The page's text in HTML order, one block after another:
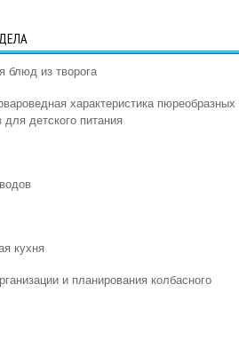
блюд из творога
характеристика пюреобразных
детского питания
кухня
и планирования колбасного